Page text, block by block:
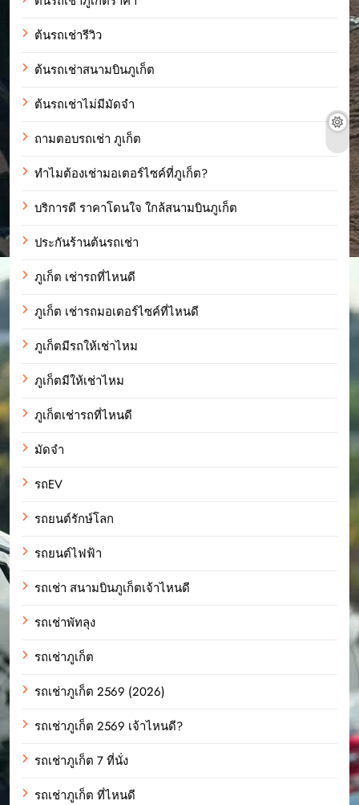
ต้นรถเช่ารีวิว
ต้นรถเช่าสนามบินภูเก็ต
ต้นรถเช่าไม่มีมัดจำ
ถามตอบรถเช่า ภูเก็ต
ทำไมต้องเช่ามอเตอร์ไซค์ที่ภูเก็ต?
บริการดี ราคาโดนใจ ใกล้สนามบินภูเก็ต
ประกันร้านต้นรถเช่า
ภูเก็ต เช่ารถที่ไหนดี
ภูเก็ต เช่ารถมอเตอร์ไซค์ที่ไหนดี
ภูเก็ตมีรถให้เช่าไหม
ภูเก็ตมีให้เช่าไหม
ภูเก็ตเช่ารถที่ไหนดี
มัดจำ
รถEV
รถยนต์รักษ์โลก
รถยนต์ไฟฟ้า
รถเช่า สนามบินภูเก็ตเจ้าไหนดี
รถเช่าพัทลุง
รถเช่าภูเก็ต
รถเช่าภูเก็ต 2569 (2026)
รถเช่าภูเก็ต 2569 เจ้าไหนดี?
รถเช่าภูเก็ต 7 ที่นั่ง
รถเช่าภูเก็ต ที่ไหนดี